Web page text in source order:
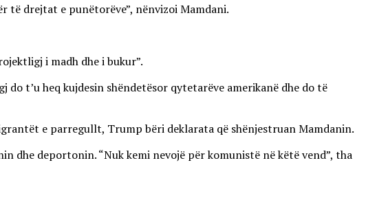
të drejtat e punëtorëve”, nënvizoi Mamdani.
i madh dhe i bukur”.
t’u heq kujdesin shëndetësor qytetarëve amerikanë dhe do të
e parregullt, Trump bëri deklarata që shënjestruan Mamdanin.
dhe deportonin. “Nuk kemi nevojë për komunistë në këtë vend”, tha